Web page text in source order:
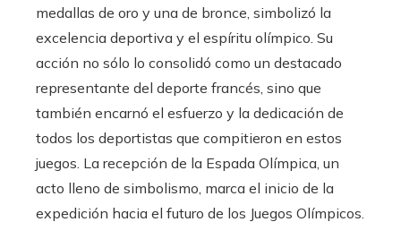
medallas de oro y una de bronce, simbolizó la
excelencia deportiva y el espíritu olímpico. Su
acción no sólo lo consolidó como un destacado
representante del deporte francés, sino que
también encarnó el esfuerzo y la dedicación de
todos los deportistas que compitieron en estos
juegos. La recepción de la Espada Olímpica, un
acto lleno de simbolismo, marca el inicio de la
expedición hacia el futuro de los Juegos Olímpicos.